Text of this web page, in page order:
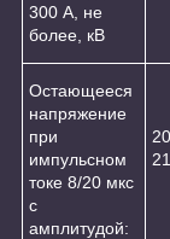
300 А, не
более, кВ
Остающееся
напряжение
при
импульсном
токе 8/20 мкс
с
амплитудой: